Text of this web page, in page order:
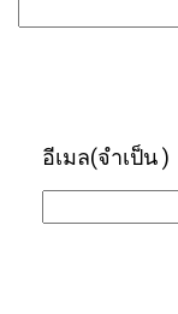
อีเมล(จำเป็น )